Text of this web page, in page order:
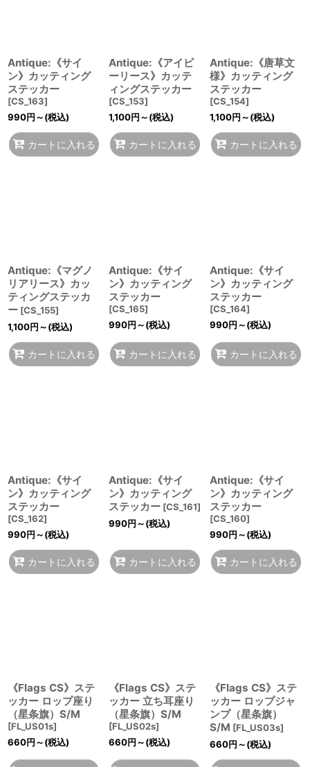
Antique:《サイ
ン》カッティング
ステッカー
[CS_163]
990円～(税込)
カートに入れる
Antique:《アイビ
ーリース》カッテ
ィングステッカー
[CS_153]
1,100円～(税込)
カートに入れる
Antique:《唐草文
様》カッティング
ステッカー
[CS_154]
1,100円～(税込)
カートに入れる
Antique:《マグノ
リアリース》カッ
ティングステッカ
ー [CS_155]
1,100円～(税込)
カートに入れる
Antique:《サイ
ン》カッティング
ステッカー
[CS_165]
990円～(税込)
カートに入れる
Antique:《サイ
ン》カッティング
ステッカー
[CS_164]
990円～(税込)
カートに入れる
Antique:《サイ
ン》カッティング
ステッカー
[CS_162]
990円～(税込)
カートに入れる
Antique:《サイ
ン》カッティング
ステッカー [CS_161]
990円～(税込)
カートに入れる
Antique:《サイ
ン》カッティング
ステッカー
[CS_160]
990円～(税込)
カートに入れる
《Flags CS》ステ
ッカー ロップ座り
（星条旗）S/M
[FL_US01s]
660円～(税込)
《Flags CS》ステ
ッカー 立ち耳座り
（星条旗）S/M
[FL_US02s]
660円～(税込)
《Flags CS》ステ
ッカー ロップジャ
ンプ（星条旗）
S/M [FL_US03s]
660円～(税込)